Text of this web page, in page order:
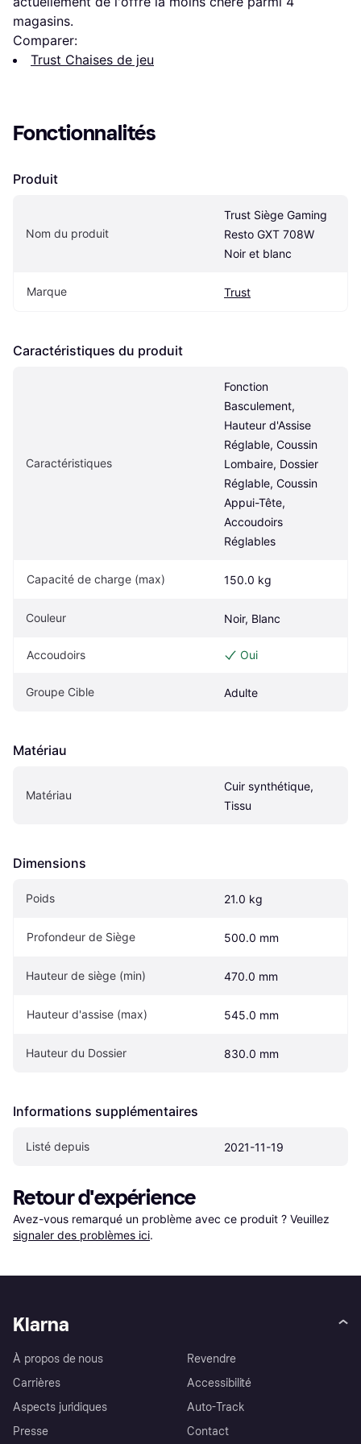
magasins.
Comparer:
Trust Chaises de jeu
Fonctionnalités
Produit
Nom du produit
Trust Siège Gaming
Resto GXT 708W
Noir et blanc
Marque Trust
Caractéristiques du produit
Caractéristiques
Fonction
Basculement,
Hauteur d'Assise
Réglable, Coussin
Lombaire, Dossier
Réglable, Coussin
Appui-Tête,
Accoudoirs
Réglables
Capacité de charge (max) 150.0 kg
Couleur Noir, Blanc
Accoudoirs Oui
Groupe Cible Adulte
Matériau
Matériau
Cuir synthétique,
Tissu
Dimensions
Poids 21.0 kg
Profondeur de Siège 500.0 mm
Hauteur de siège (min) 470.0 mm
Hauteur d'assise (max) 545.0 mm
Hauteur du Dossier 830.0 mm
Informations supplémentaires
Listé depuis 2021-11-19
Retour d'expérience
Avez-vous remarqué un problème avec ce produit ? Veuillez
signaler des problèmes ici.
Klarna
À propos de nous
Carrières
Aspects juridiques
Presse
Revendre
Accessibilité
Auto-Track
Contact